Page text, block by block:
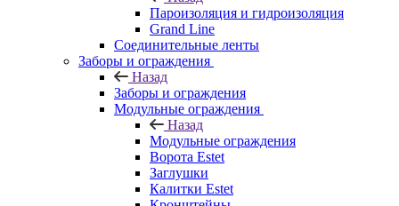
Пароизоляция и гидроизоляция
Grand Line
Соединительные ленты
Заборы и ограждения
Назад
Заборы и ограждения
Модульные ограждения
Назад
Модульные ограждения
Ворота Estet
Заглушки
Калитки Estet